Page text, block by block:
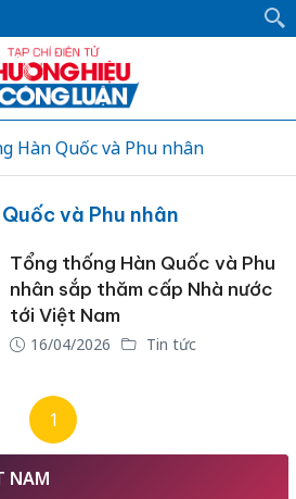
Hàn Quốc và Phu nhân
và Phu nhân
Tổng thống Hàn Quốc và Phu
nhân sắp thăm cấp Nhà nước
tới Việt Nam
16/04/2026 Tin tức
1
NAM